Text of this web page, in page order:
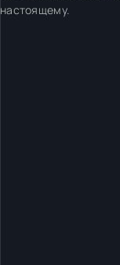
настоящему.